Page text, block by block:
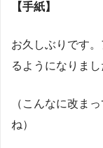
【手紙】
お久しぶりです
るようになりま
（こんなに改ま
ね）